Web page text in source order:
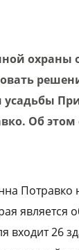
охраны
Об
Потравко
является
входит 26